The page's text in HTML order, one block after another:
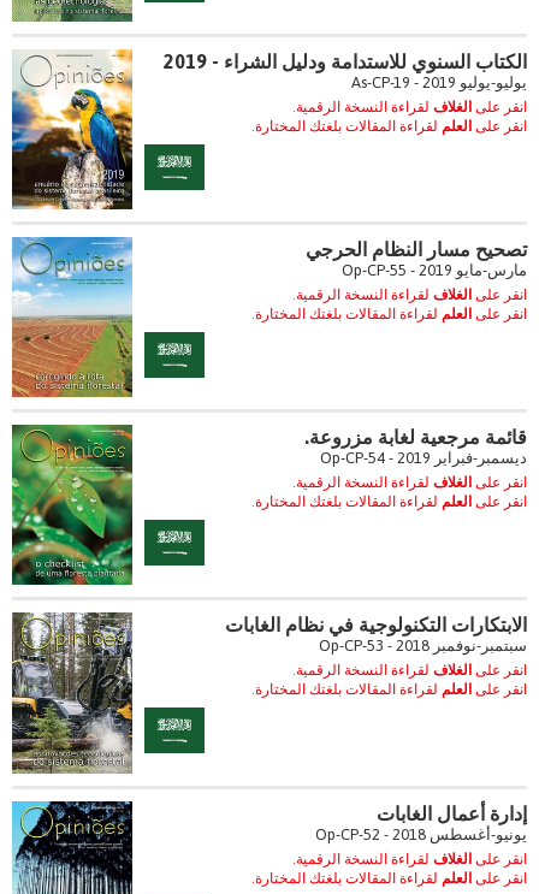
الكتاب السنوي للاستدامة ودليل الشراء - 2019
يوليو-يوليو 2019 - As-CP-19
انقر على الغلاف لقراءة النسخة الرقمية.
انقر على العلم لقراءة المقالات بلغتك المختارة.
تصحيح مسار النظام الحرجي
مارس-مايو 2019 - Op-CP-55
انقر على الغلاف لقراءة النسخة الرقمية.
انقر على العلم لقراءة المقالات بلغتك المختارة.
قائمة مرجعية لغابة مزروعة.
ديسمبر-فبراير 2019 - Op-CP-54
انقر على الغلاف لقراءة النسخة الرقمية.
انقر على العلم لقراءة المقالات بلغتك المختارة.
الابتكارات التكنولوجية في نظام الغابات
سبتمبر-نوفمبر 2018 - Op-CP-53
انقر على الغلاف لقراءة النسخة الرقمية.
انقر على العلم لقراءة المقالات بلغتك المختارة.
إدارة أعمال الغابات
يونيو-أغسطس 2018 - Op-CP-52
انقر على الغلاف لقراءة النسخة الرقمية.
انقر على العلم لقراءة المقالات بلغتك المختارة.